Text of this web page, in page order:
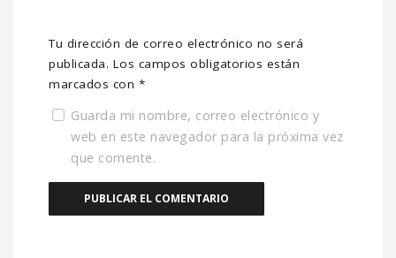
Tu dirección de correo electrónico no será
publicada. Los campos obligatorios están
marcados con *
Guarda mi nombre, correo electrónico y
web en este navegador para la próxima vez
que comente.